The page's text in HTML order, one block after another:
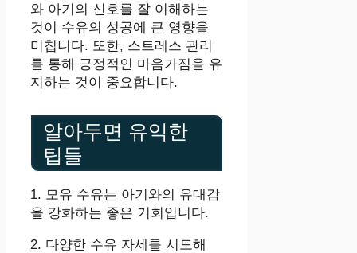
와 아기의 신호를 잘 이해하는
것이 수유의 성공에 큰 영향을
미칩니다. 또한, 스트레스 관리
를 통해 긍정적인 마음가짐을 유
지하는 것이 중요합니다.
알아두면 유익한
팁들
1. 모유 수유는 아기와의 유대감
을 강화하는 좋은 기회입니다.
2. 다양한 수유 자세를 시도해